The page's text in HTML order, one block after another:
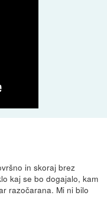
in skoraj brez
kaj se bo dogajalo, kam
razočarana. Mi ni bilo